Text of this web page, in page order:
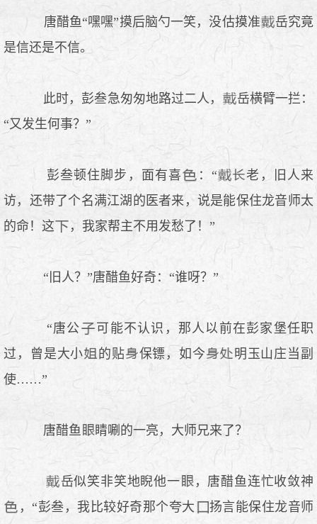
唐醋鱼“嘿嘿”摸后脑勺一笑，没估摸准
岳究竟
是信还是不信。
此时，彭叁急匆匆地路过二人，
岳横臂一拦：
“又发生何事？”
彭叁顿住脚步，面有喜 ：“
老，旧人来
访，还带了个名满江湖的医者来，说是能保住龙音师太
的命！这
，我家帮主不用发愁了！”
“旧人？”唐醋鱼好奇：“谁呀？”
“唐公
可能不认识，那人以前在彭家堡任职
过，曾是大小
的贴 保镖，如今
明玉山庄当副
使……”
唐醋鱼 睛唰的一亮，大师兄来了？
岳似笑非笑地睨他一
，唐醋鱼连忙收敛神
，“彭叁，我比较好奇那个夸大
扬言能保住龙音师